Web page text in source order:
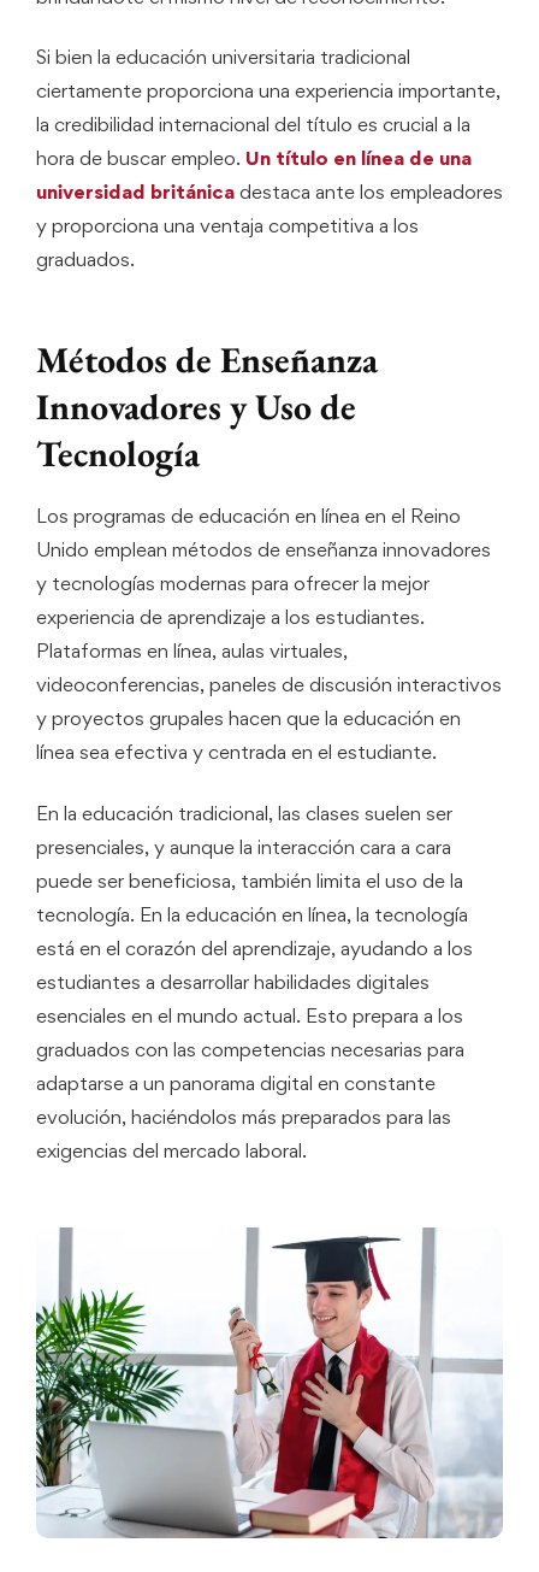
Si bien la educación universitaria tradicional
ciertamente proporciona una experiencia importante,
la credibilidad internacional del título es crucial a la
hora de buscar empleo. Un título en línea de una
universidad británica destaca ante los empleadores
y proporciona una ventaja competitiva a los
graduados.
Métodos de Enseñanza
Innovadores y Uso de
Tecnología
Los programas de educación en línea en el Reino
Unido emplean métodos de enseñanza innovadores
y tecnologías modernas para ofrecer la mejor
experiencia de aprendizaje a los estudiantes.
Plataformas en línea, aulas virtuales,
videoconferencias, paneles de discusión interactivos
y proyectos grupales hacen que la educación en
línea sea efectiva y centrada en el estudiante.
En la educación tradicional, las clases suelen ser
presenciales, y aunque la interacción cara a cara
puede ser beneficiosa, también limita el uso de la
tecnología. En la educación en línea, la tecnología
está en el corazón del aprendizaje, ayudando a los
estudiantes a desarrollar habilidades digitales
esenciales en el mundo actual. Esto prepara a los
graduados con las competencias necesarias para
adaptarse a un panorama digital en constante
evolución, haciéndolos más preparados para las
exigencias del mercado laboral.